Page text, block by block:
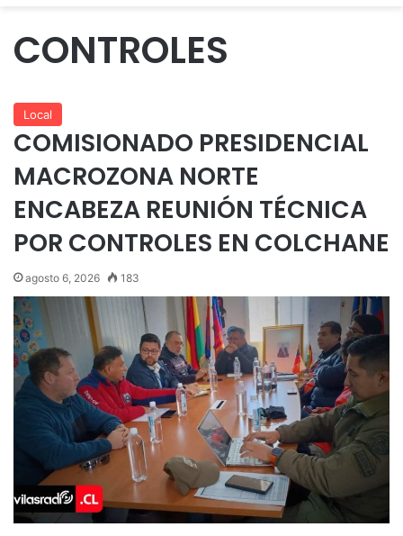
CONTROLES
Local
COMISIONADO PRESIDENCIAL
MACROZONA NORTE
ENCABEZA REUNIÓN TÉCNICA
POR CONTROLES EN COLCHANE
agosto 6, 2026 183